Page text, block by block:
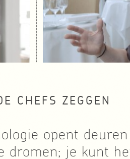
CHEFS ZEGGEN
opent
dromen; je kunt